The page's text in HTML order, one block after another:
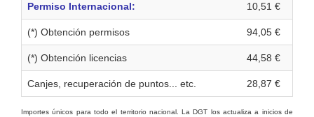
Permiso Internacional: 10,51 €
(*) Obtención permisos 94,05 €
(*) Obtención licencias 44,58 €
Canjes, recuperación de puntos... etc. 28,87 €
Importes únicos para todo el territorio nacional. La DGT los actualiza a inicios de